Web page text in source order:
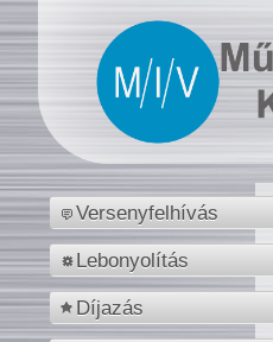
Versenyfelhívás
Lebonyolítás
Díjazás